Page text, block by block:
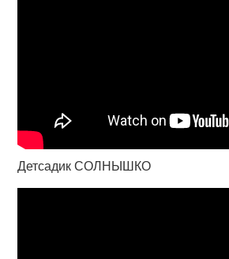
Детсадик СОЛНЫШКО